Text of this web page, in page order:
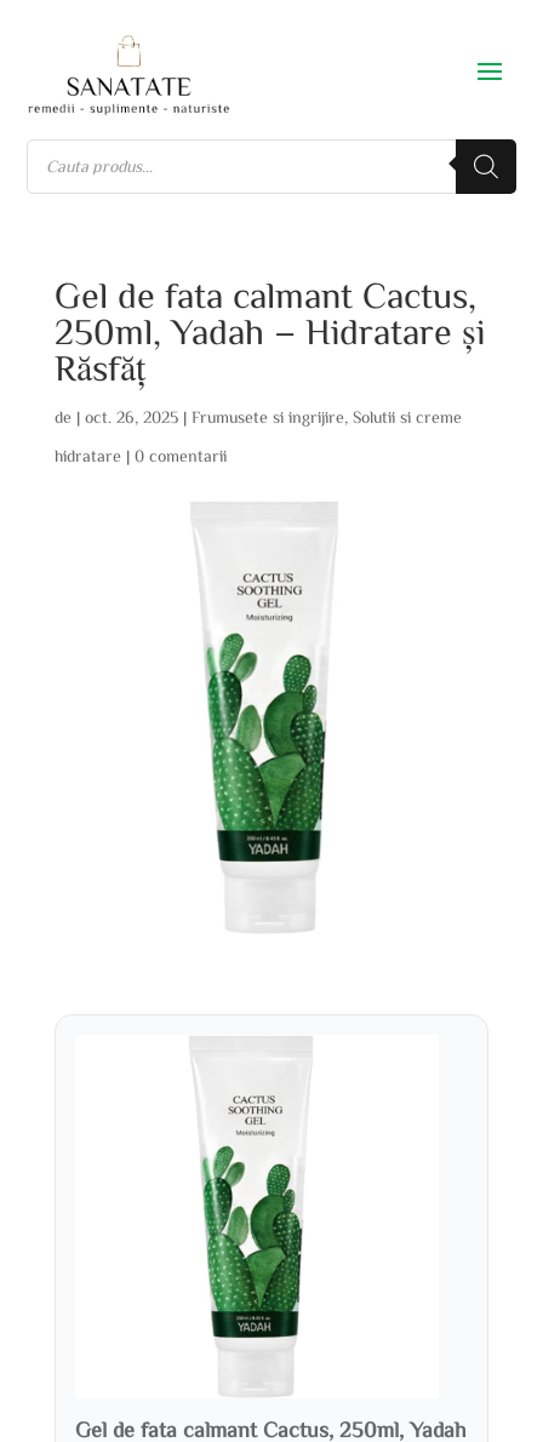
Gel de fata calmant Cactus,
250ml, Yadah – Hidratare și
Răsfăț
de | oct. 26, 2025| Frumusete si ingrijire, Solutii si creme
hidratare| 0 comentarii
Gel de fata calmant Cactus, 250ml, Yadah